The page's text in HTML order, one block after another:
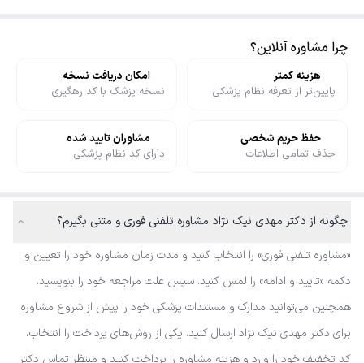
چرا مشاوره آنلاین؟
هزینه کمتر
پایین‌تر از تعرفه نظام پزشکی
امکان دریافت نسخه
نسخه پزشک با کد رهگیری
حفظ حریم شخصی
حذف تمامی اطلاعات
مشاوران تایید شده
دارای کد نظام پزشکی
چگونه از دکتر مهدی نیک نژاد مشاوره تلفنی فوری و متنی بگیرم؟
«مشاوره تلفنی فوری» را انتخاب کنید و مدت زمان مشاوره خود را تعیین و
دکمه «تایید و ادامه» را لمس کنید. سپس علت مراجعه خود را بنویسید.
همچنین می‌توانید مدارک و مستندات پزشکی خود را پیش از شروع مشاوره
برای دکتر مهدی نیک نژاد ارسال کنید. یکی از روش‌های پرداخت را انتخاب،
کد تخفیف خود را وارد و هزینه مشاوره را پرداخت کنید و منتظر تماس دکتر